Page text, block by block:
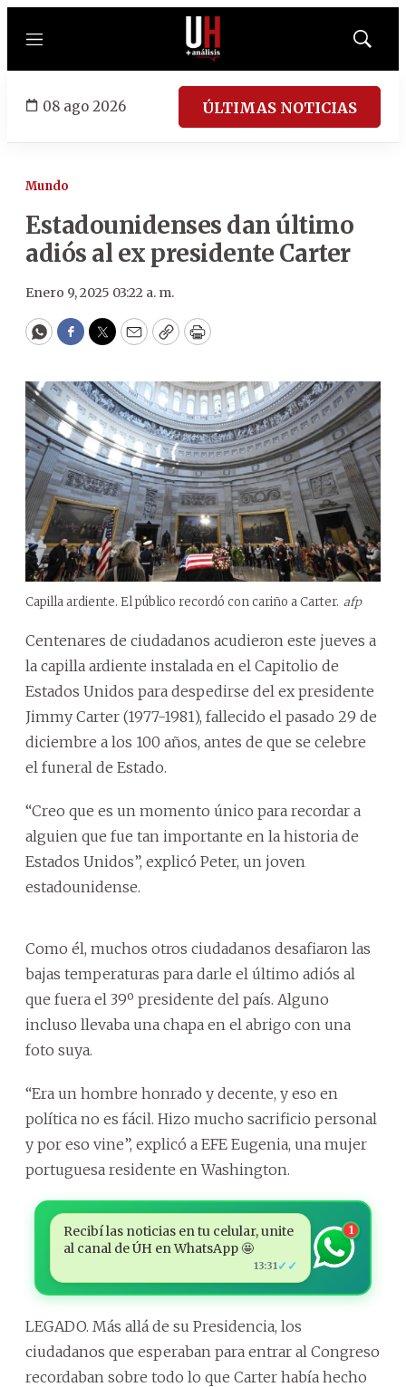
Menú
Mostrar
08 ago 2026 ÚLTIMAS NOTICIAS
Mundo
Estadounidenses dan último
adiós al ex presidente Carter
Enero 9, 2025 03:22 a. m.
WhatsApp
Facebook
Twitter
EmailCopyPrint
Capilla ardiente. El público recordó con cariño a Carter. afp
Centenares de ciudadanos acudieron este jueves a
la capilla ardiente instalada en el Capitolio de
Estados Unidos para despedirse del ex presidente
Jimmy Carter (1977-1981), fallecido el pasado 29 de
diciembre a los 100 años, antes de que se celebre
el funeral de Estado.
“Creo que es un momento único para recordar a
alguien que fue tan importante en la historia de
Estados Unidos”, explicó Peter, un joven
estadounidense.
Como él, muchos otros ciudadanos desafiaron las
bajas temperaturas para darle el último adiós al
que fuera el 39º presidente del país. Alguno
incluso llevaba una chapa en el abrigo con una
foto suya.
“Era un hombre honrado y decente, y eso en
política no es fácil. Hizo mucho sacrificio personal
y por eso vine”, explicó a EFE Eugenia, una mujer
portuguesa residente en Washington.
Recibí las noticias en tu celular, unite
al canal de ÚH en WhatsApp 🤩
13:31 ✓✓
1
LEGADO. Más allá de su Presidencia, los
ciudadanos que esperaban para entrar al Congreso
recordaban sobre todo lo que Carter había hecho